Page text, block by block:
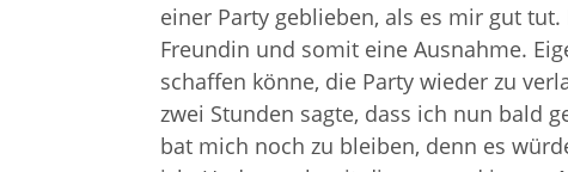
einer Party geblieben, als es mir gut
Freundin und somit eine Ausnahme.
schaffen könne, die Party wieder zu
zwei Stunden sagte, dass ich nun bald
bat mich noch zu bleiben, denn es